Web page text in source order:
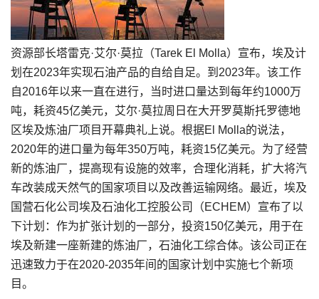
资源部长塔雷克·艾尔·莫拉（Tarek El Molla）宣布，埃及计
划在2023年实现石油产品的自给自足。到2023年。该工作
自2016年以来一直在进行，当时进口量达到每年约1000万
吨，耗资45亿美元，艾尔·莫拉周日在大开罗莫斯托罗德地
区埃及炼油厂项目开幕典礼上说。根据El Molla的说法，
2020年的进口量为每年350万吨，耗资15亿美元。为了经营
新的炼油厂，提高现有设施的效率，合理化消耗，扩大将汽
车改装成天然气的国家项目以及改善运输网络。最近，埃及
国营石化公司埃及石油化工控股公司（ECHEM）宣布了以
下计划：作为扩张计划的一部分，投资150亿美元，用于在
埃及新建一座新建的炼油厂，石油化工综合体。该公司正在
迅速致力于在2020-2035年间的国家计划中实施七个新项
目。